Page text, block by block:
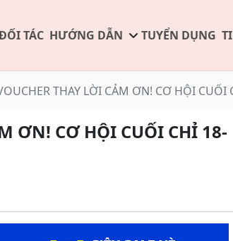
TÁC HƯỚNG DẪN TUYỂN DỤNG
THAY LỜI CẢM ƠN! CƠ HỘI
ƠN! CƠ HỘI CUỐI CHỈ 18-